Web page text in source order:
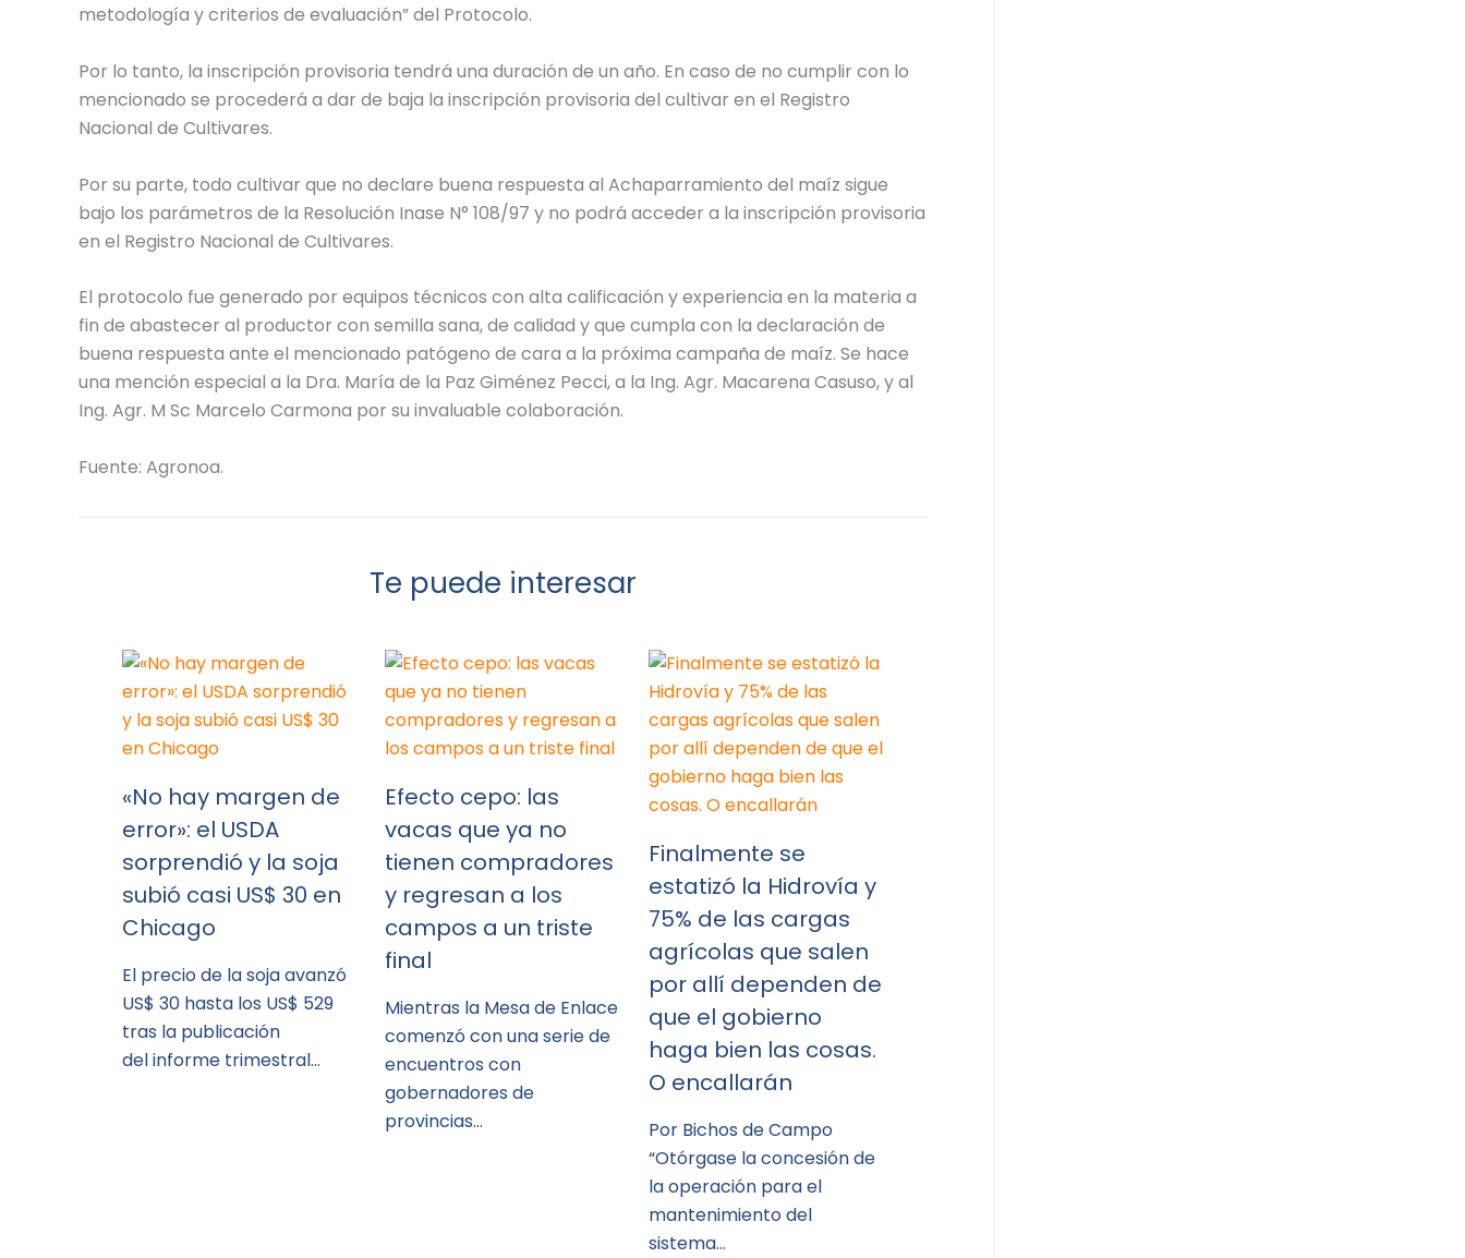
metodología y criterios de evaluación” del Protocolo.
Por lo tanto, la inscripción provisoria tendrá una duración de un año. En caso de no cumplir con lo
mencionado se procederá a dar de baja la inscripción provisoria del cultivar en el Registro
Nacional de Cultivares.
Por su parte, todo cultivar que no declare buena respuesta al Achaparramiento del maíz sigue
bajo los parámetros de la Resolución Inase N° 108/97 y no podrá acceder a la inscripción provisoria
en el Registro Nacional de Cultivares.
El protocolo fue generado por equipos técnicos con alta calificación y experiencia en la materia a
fin de abastecer al productor con semilla sana, de calidad y que cumpla con la declaración de
buena respuesta ante el mencionado patógeno de cara a la próxima campaña de maíz. Se hace
una mención especial a la Dra. María de la Paz Giménez Pecci, a la Ing. Agr. Macarena Casuso, y al
Ing. Agr. M Sc Marcelo Carmona por su invaluable colaboración.
Fuente: Agronoa.
Te puede interesar
«No hay margen de
error»: el USDA
sorprendió y la soja
subió casi US$ 30 en
Chicago
El precio de la soja avanzó
US$ 30 hasta los US$ 529
tras la publicación
del informe trimestral…
Efecto cepo: las
vacas que ya no
tienen compradores
y regresan a los
campos a un triste
final
Mientras la Mesa de Enlace
comenzó con una serie de
encuentros con
gobernadores de
provincias…
Finalmente se
estatizó la Hidrovía y
75% de las cargas
agrícolas que salen
por allí dependen de
que el gobierno
haga bien las cosas.
O encallarán
Por Bichos de Campo
“Otórgase la concesión de
la operación para el
mantenimiento del
sistema…